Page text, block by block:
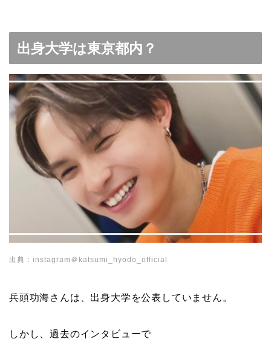
出身大学は東京都内？
出典：instagram＠katsumi_hyodo_official
兵頭功海さんは、出身大学を公表していません。
しかし、過去のインタビューで